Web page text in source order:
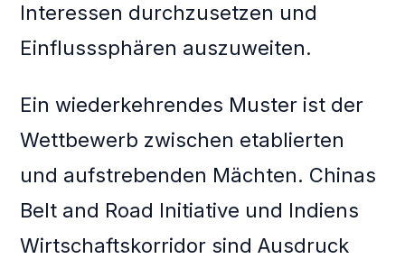
Interessen durchzusetzen und
Einflusssphären auszuweiten.
Ein wiederkehrendes Muster ist der
Wettbewerb zwischen etablierten
und aufstrebenden Mächten. Chinas
Belt and Road Initiative und Indiens
Wirtschaftskorridor sind Ausdruck